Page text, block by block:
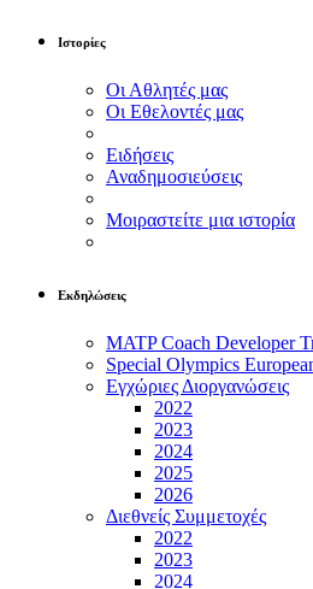
Ιστορίες
Οι Αθλητές μας
Οι Εθελοντές μας
Ειδήσεις
Αναδημοσιεύσεις
Μοιραστείτε μια ιστορία
Εκδηλώσεις
MATP Coach Developer
Special Olympics
Εγχώριες Διοργανώσεις
2022
2023
2024
2025
2026
Διεθνείς Συμμετοχές
2022
2023
2024